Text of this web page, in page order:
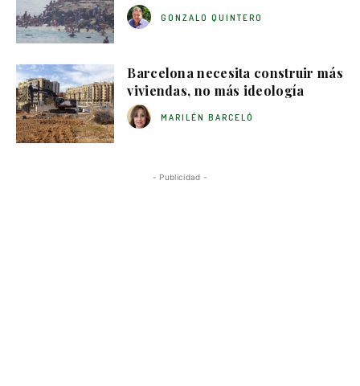
GONZALO QUINTERO
Barcelona necesita construir más
viviendas, no más ideología
MARILÉN BARCELÓ
- Publicidad -